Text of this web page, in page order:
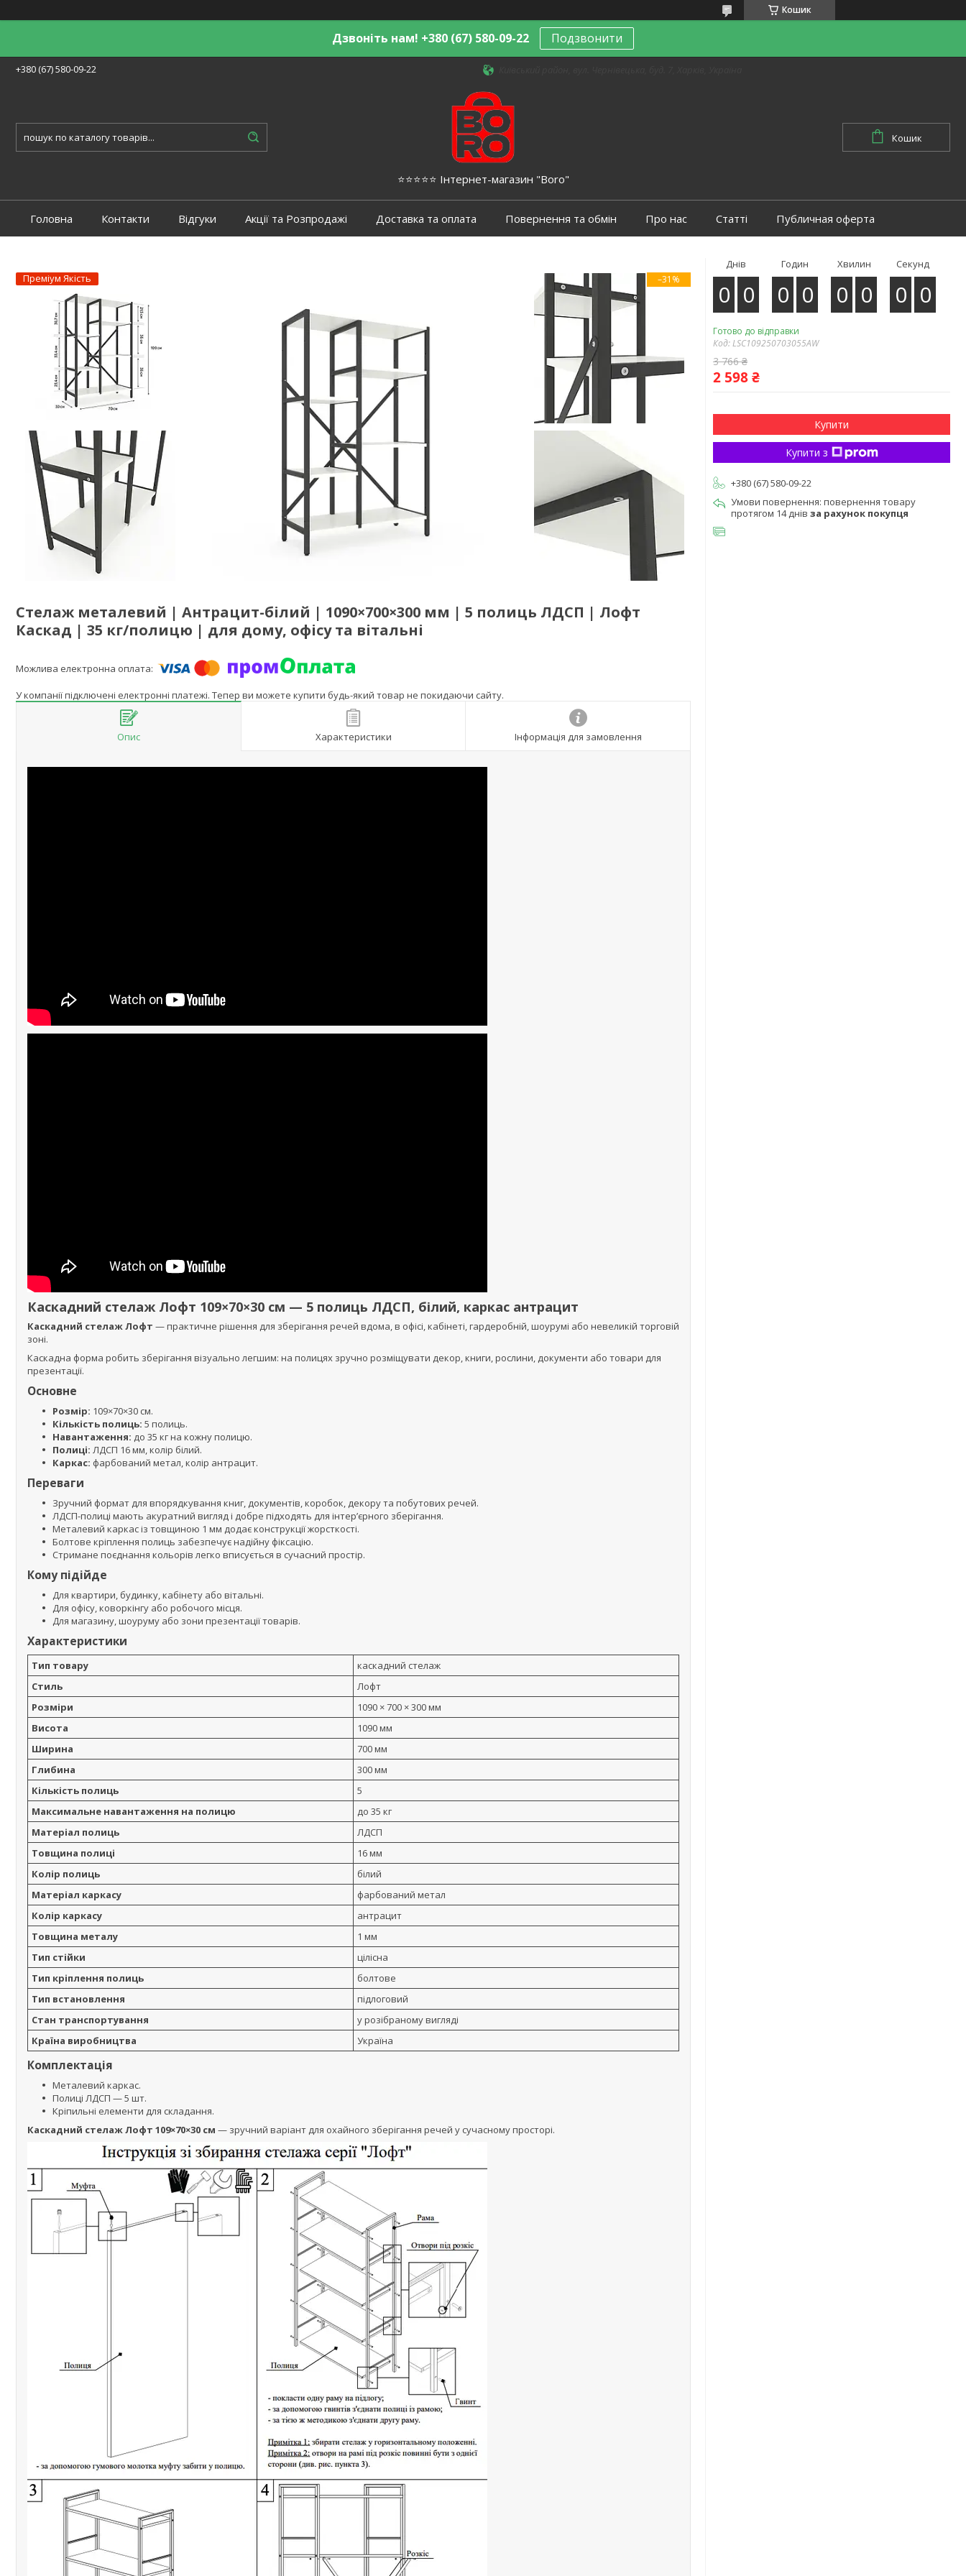
Кошик
Дзвоніть нам! +380 (67) 580-09-22 Подзвонити
+380 (67) 580-09-22
⭐️⭐️⭐️⭐️⭐️ Інтернет-магазин "Boro"
Кошик
Головна Контакти Відгуки Акції та Розпродажі Доставка та оплата Повернення та обмін Про нас Статті Публичная оферта
Преміум Якість –31%
Стелаж металевий | Антрацит-білий | 1090×700×300 мм | 5 полиць ЛДСП | Лофт
Каскад | 35 кг/полицю | для дому, офісу та вітальні
У компанії підключені електронні платежі. Тепер ви можете купити будь-який товар не покидаючи сайту.
Опис Характеристики Інформація для замовлення
Каскадний стелаж Лофт 109×70×30 см — 5 полиць ЛДСП, білий, каркас антрацит
Каскадний стелаж Лофт — практичне рішення для зберігання речей вдома, в офісі, кабінеті, гардеробній, шоурумі або невеликій торговій
зоні.
Каскадна форма робить зберігання візуально легшим: на полицях зручно розміщувати декор, книги, рослини, документи або товари для
презентації.
Основне
Розмір: 109×70×30 см.
Кількість полиць: 5 полиць.
Навантаження: до 35 кг на кожну полицю.
Полиці: ЛДСП 16 мм, колір білий.
Каркас: фарбований метал, колір антрацит.
Переваги
Зручний формат для впорядкування книг, документів, коробок, декору та побутових речей.
ЛДСП-полиці мають акуратний вигляд і добре підходять для інтер’єрного зберігання.
Металевий каркас із товщиною 1 мм додає конструкції жорсткості.
Болтове кріплення полиць забезпечує надійну фіксацію.
Стримане поєднання кольорів легко вписується в сучасний простір.
Кому підійде
Для квартири, будинку, кабінету або вітальні.
Для офісу, коворкінгу або робочого місця.
Для магазину, шоуруму або зони презентації товарів.
Характеристики
Тип товару
каскадний стелаж
Стиль
Лофт
Розміри
1090 × 700 × 300 мм
Висота
1090 мм
Ширина
700 мм
Глибина
300 мм
Кількість полиць
5
Максимальне навантаження на полицю
до 35 кг
Матеріал полиць
ЛДСП
Товщина полиці
16 мм
Колір полиць
білий
Матеріал каркасу
фарбований метал
Колір каркасу
антрацит
Товщина металу
1 мм
Тип стійки
цілісна
Тип кріплення полиць
болтове
Тип встановлення
підлоговий
Стан транспортування
у розібраному вигляді
Країна виробництва
Україна
Комплектація
Металевий каркас.
Полиці ЛДСП — 5 шт.
Кріпильні елементи для складання.
Каскадний стелаж Лофт 109×70×30 см — зручний варіант для охайного зберігання речей у сучасному просторі.
Днів
0 0
Годин
0 0
Хвилин
0 0
Секунд
0 0
Готово до відправки
Код:LSC109250703055AW
3 766 ₴
2 598 ₴
Купити
Купити з
+380 (67) 580-09-22
повернення товару
протягом 14 днів за рахунок покупця